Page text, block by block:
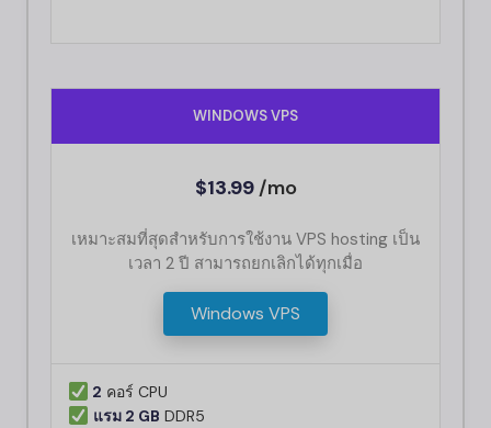
WINDOWS VPS
$13.99/mo
เหมาะสมที่สุดสำหรับการใช้งาน VPS hosting เป็น
เวลา 2 ปี สามารถยกเลิกได้ทุกเมื่อ
Windows VPS
2 คอร์ CPU
แรม 2 GB DDR5